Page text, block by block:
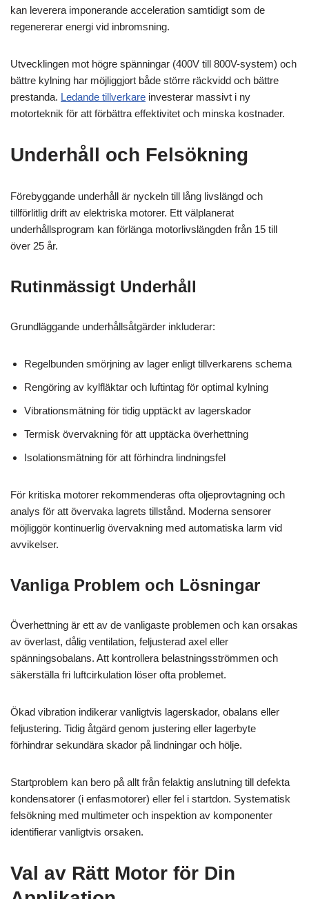
kan leverera imponerande acceleration samtidigt som de
regenererar energi vid inbromsning.
Utvecklingen mot högre spänningar (400V till 800V-system) och
bättre kylning har möjliggjort både större räckvidd och bättre
prestanda. Ledande tillverkare investerar massivt i ny
motorteknik för att förbättra effektivitet och minska kostnader.
Underhåll och Felsökning
Förebyggande underhåll är nyckeln till lång livslängd och
tillförlitlig drift av elektriska motorer. Ett välplanerat
underhållsprogram kan förlänga motorlivslängden från 15 till
över 25 år.
Rutinmässigt Underhåll
Grundläggande underhållsåtgärder inkluderar:
Regelbunden smörjning av lager enligt tillverkarens schema
Rengöring av kylfläktar och luftintag för optimal kylning
Vibrationsmätning för tidig upptäckt av lagerskador
Termisk övervakning för att upptäcka överhettning
Isolationsmätning för att förhindra lindningsfel
För kritiska motorer rekommenderas ofta oljeprovtagning och
analys för att övervaka lagrets tillstånd. Moderna sensorer
möjliggör kontinuerlig övervakning med automatiska larm vid
avvikelser.
Vanliga Problem och Lösningar
Överhettning är ett av de vanligaste problemen och kan orsakas
av överlast, dålig ventilation, feljusterad axel eller
spänningsobalans. Att kontrollera belastningsströmmen och
säkerställa fri luftcirkulation löser ofta problemet.
Ökad vibration indikerar vanligtvis lagerskador, obalans eller
feljustering. Tidig åtgärd genom justering eller lagerbyte
förhindrar sekundära skador på lindningar och hölje.
Startproblem kan bero på allt från felaktig anslutning till defekta
kondensatorer (i enfasmotorer) eller fel i startdon. Systematisk
felsökning med multimeter och inspektion av komponenter
identifierar vanligtvis orsaken.
Val av Rätt Motor för Din